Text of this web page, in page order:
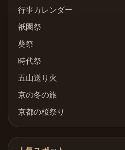
行事カレンダー
祇園祭
葵祭
時代祭
五山送り火
京の冬の旅
京都の桜祭り